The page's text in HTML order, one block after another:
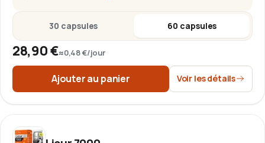
30 capsules 60 capsules
28,90 €≈0,48 €/jour
Ajouter au panier Voir les détails